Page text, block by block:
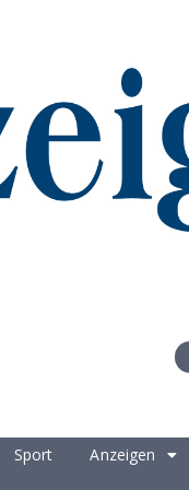
Sport Anzeigen